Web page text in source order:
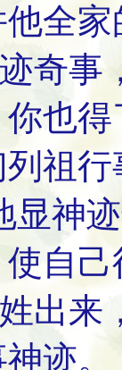
全
奇事
也
祖
显神
自
出来
迹。